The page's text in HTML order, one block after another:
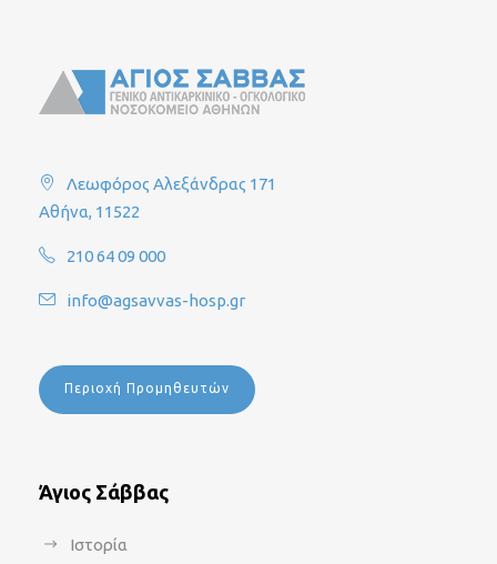
Λεωφόρος Αλεξάνδρας 171
Αθήνα, 11522
210 64 09 000
info@agsavvas-hosp.gr
Περιοχή Προμηθευτών
Άγιος Σάββας
Ιστορία